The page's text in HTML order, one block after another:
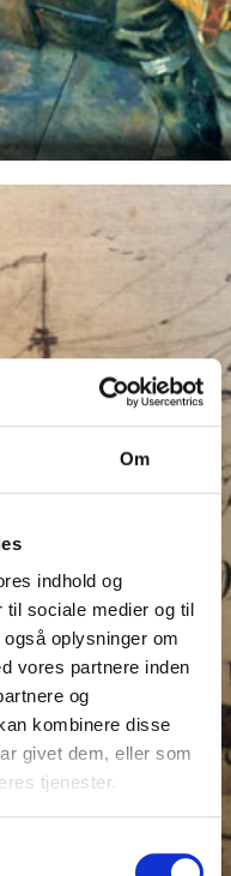
Om
indhold og
til sociale medier og til
oplysninger om
vores partnere inden
og
kombinere disse
givet dem, eller som
tjenester.